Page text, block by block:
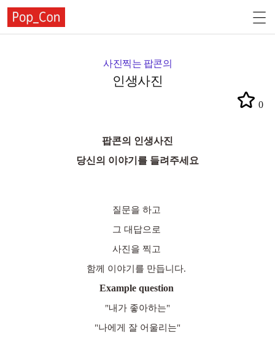
사진찍는 팝콘의
인생사진
0
팝콘의 인생사진
당신의 이야기를 들려주세요
질문을 하고
그 대답으로
사진을 찍고
함께 이야기를 만듭니다.
Example question
"내가 좋아하는"
"나에게 잘 어울리는"